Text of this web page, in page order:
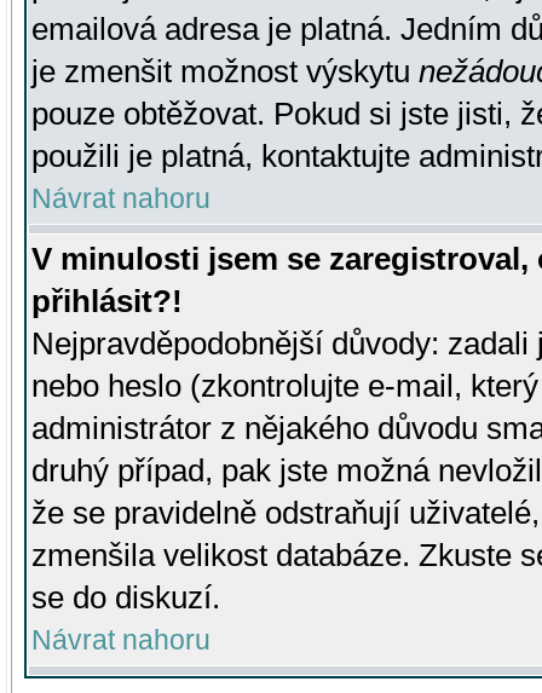
emailová adresa je platná. Jedním
je zmenšit možnost výskytu
pouze obtěžovat. Pokud si jste jisti,
použili je platná, kontaktujte
Návrat nahoru
V minulosti jsem se
přihlásit?!
Nejpravděpodobnější důvody:
nebo heslo (zkontrolujte e-mail,
administrátor z nějakého důvodu
druhý případ, pak jste možná
že se pravidelně odstraňují
zmenšila velikost databáze. Zkuste
se do diskuzí.
Návrat nahoru